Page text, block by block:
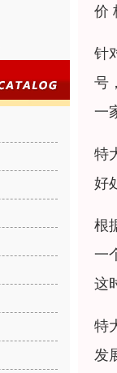
价
针
号
一
特
好
根
一
这
特
发